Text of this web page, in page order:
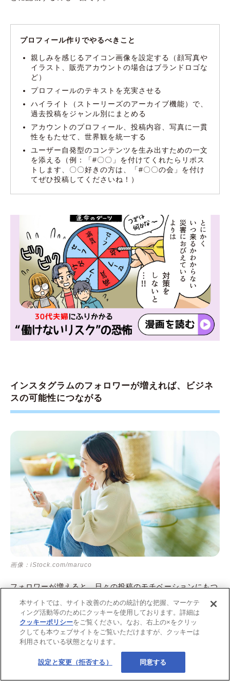
プロフィール作りでやるべきこと
親しみを感じるアイコン画像を設定する（顔写真や
イラスト、販売アカウントの場合はブランドロゴな
ど）
プロフィールのテキストを充実させる
ハイライト（ストーリーズのアーカイブ機能）で、
過去投稿をジャンル別にまとめる
アカウントのプロフィール、投稿内容、写真に一貫
性をもたせて、世界観を統一する
ユーザー自発型のコンテンツを生み出すための一文
を添える（例：「#〇〇」を付けてくれたらリポス
トします、〇〇好きの方は、「#〇〇の会」を付け
てぜひ投稿してくださいね！）
インスタグラムのフォロワーが増えれば、ビジネ
スの可能性につながる
画像：iStock.com/maruco
フォロワーが増えると、日々の投稿のモチベーションにもつ
ながります。また、インスタグラムはプライベートを充実さ
せるツールとしてはもちろん、フォロワーが増えると企業案
件やアフィリエイトといった副業収入を得られたり、商品販
売の売り上げが発生したりと、ビジネスツールとしても活用
できるようになります。今回ご紹介したポイントを押さえな
がら、フォロワーを効率的に獲得していきましょう。
本サイトでは、サイト改善のための統計的な把握、マーケテ
ィング活動等のためにクッキーを使用しております。詳細は
クッキーポリシーをご覧ください。なお、右上の×をクリッ
クしても本ウェブサイトをご覧いただけますが、クッキーは
利用されている状態となります。
設定と変更（拒否する） 同意する